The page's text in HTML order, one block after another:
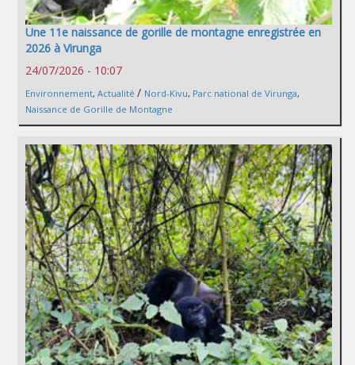
Une 11e naissance de gorille de montagne enregistrée en
2026 à Virunga
24/07/2026 - 10:07
Environnement, Actualité / Nord-Kivu, Parc national de Virunga,
Naissance de Gorille de Montagne